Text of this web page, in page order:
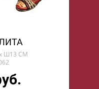
Ш13 СМ